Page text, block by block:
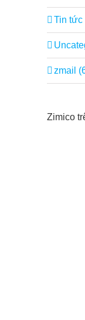
Tin tức
zmail
Zimico